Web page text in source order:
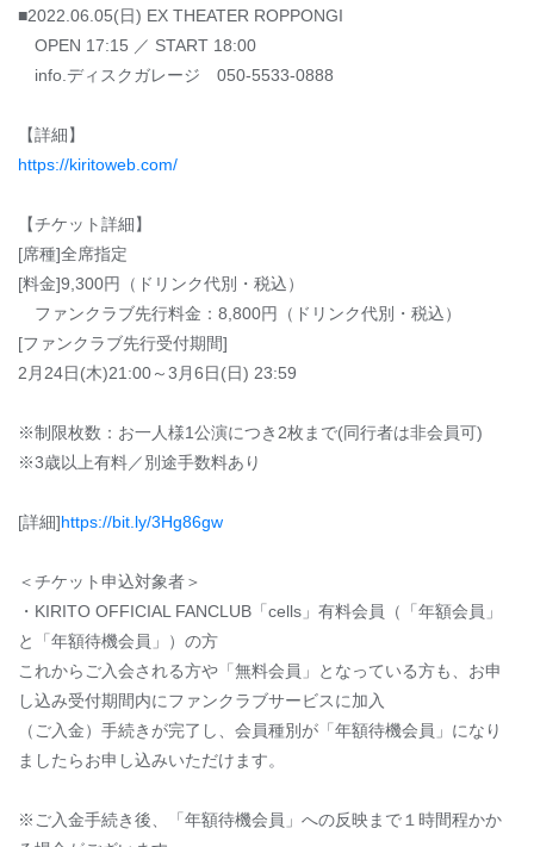
■2022.06.05(日) EX THEATER ROPPONGI
OPEN 17:15 ／ START 18:00
info.ディスクガレージ 050-5533-0888
【詳細】
https://kiritoweb.com/
【チケット詳細】
[席種]全席指定
[料金]9,300円（ドリンク代別・税込）
ファンクラブ先行料金：8,800円（ドリンク代別・税込）
[ファンクラブ先行受付期間]
2月24日(木)21:00～3月6日(日) 23:59
※制限枚数：お一人様1公演につき2枚まで(同行者は非会員可)
※3歳以上有料／別途手数料あり
[詳細]https://bit.ly/3Hg86gw
＜チケット申込対象者＞
・KIRITO OFFICIAL FANCLUB「cells」有料会員（「年額会員」
と「年額待機会員」）の方
これからご入会される方や「無料会員」となっている方も、お申
し込み受付期間内にファンクラブサービスに加入
（ご入金）手続きが完了し、会員種別が「年額待機会員」になり
ましたらお申し込みいただけます。
※ご入金手続き後、「年額待機会員」への反映まで１時間程かか